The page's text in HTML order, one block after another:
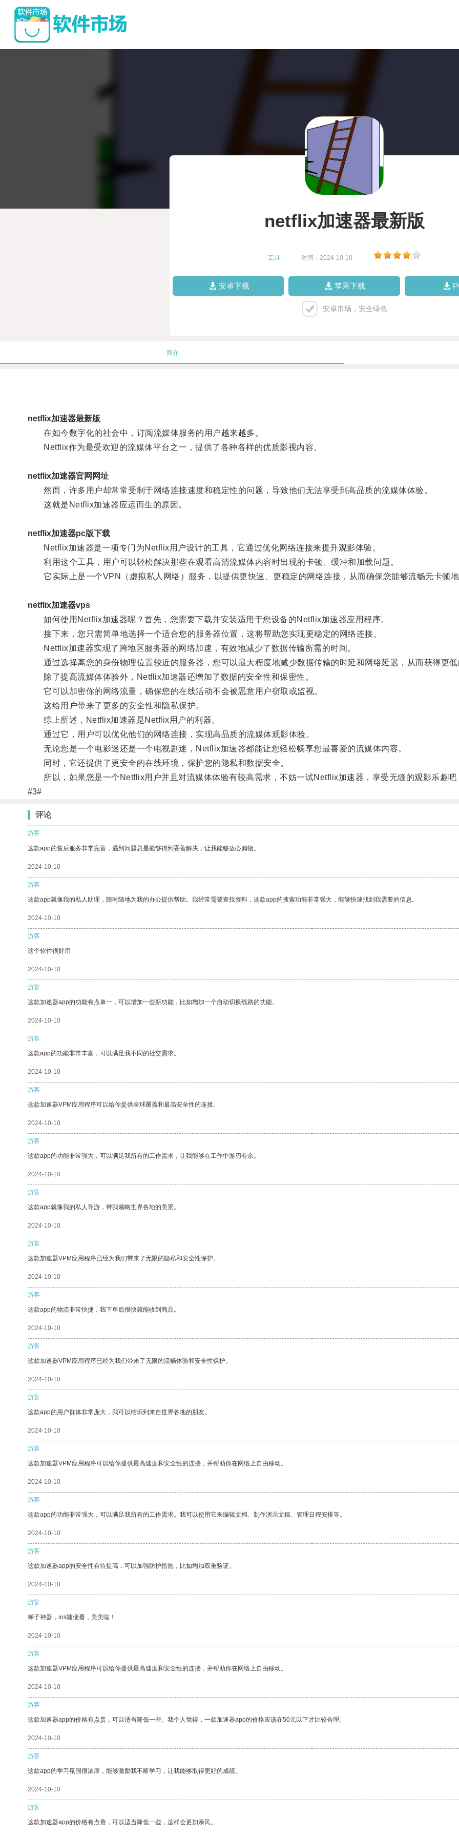
netflix加速器最新版
工具 时间：2024-10-10
安卓下载 苹果下载
安卓市场，安全绿色
简介
netflix加速器最新版
在如今数字化的社会中，订阅流媒体服务的用户越来越多。
Netflix作为最受欢迎的流媒体平台之一，提供了各种各样的优质影视内容。
netflix加速器官网网址
然而，许多用户却常常受制于网络连接速度和稳定性的问题，导致他们无法享受到高品质的流媒体体验。
这就是Netflix加速器应运而生的原因。
netflix加速器pc版下载
Netflix加速器是一项专门为Netflix用户设计的工具，它通过优化网络连接来提升观影体验。
利用这个工具，用户可以轻松解决那些在观看高清流媒体内容时出现的卡顿、缓冲和加载问题。
它实际上是一个VPN（虚拟私人网络）服务，以提供更快速、更稳定的网络连接，从而确保您能够流畅无卡顿地
netflix加速器vps
如何使用Netflix加速器呢？首先，您需要下载并安装适用于您设备的Netflix加速器应用程序。
接下来，您只需简单地选择一个适合您的服务器位置，这将帮助您实现更稳定的网络连接。
Netflix加速器实现了跨地区服务器的网络加速，有效地减少了数据传输所需的时间。
通过选择离您的身份物理位置较近的服务器，您可以最大程度地减少数据传输的时延和网络延迟，从而获得更低
除了提高流媒体体验外，Netflix加速器还增加了数据的安全性和保密性。
它可以加密你的网络流量，确保您的在线活动不会被恶意用户窃取或监视。
这给用户带来了更多的安全性和隐私保护。
综上所述，Netflix加速器是Netflix用户的利器。
通过它，用户可以优化他们的网络连接，实现高品质的流媒体观影体验。
无论您是一个电影迷还是一个电视剧迷，Netflix加速器都能让您轻松畅享您最喜爱的流媒体内容。
同时，它还提供了更安全的在线环境，保护您的隐私和数据安全。
所以，如果您是一个Netflix用户并且对流媒体体验有较高需求，不妨一试Netflix加速器，享受无缝的观影乐趣吧
#3#
评论
游客
这款app的售后服务非常完善，遇到问题总是能够得到妥善解决，让我能够放心购物。
2024-10-10
游客
这款app就像我的私人助理，随时随地为我的办公提供帮助。我经常需要查找资料，这款app的搜索功能非常强大，能够快速找到我需要的信息。
2024-10-10
游客
这个软件很好用
2024-10-10
游客
这款加速器app的功能有点单一，可以增加一些新功能，比如增加一个自动切换线路的功能。
2024-10-10
游客
这款app的功能非常丰富，可以满足我不同的社交需求。
2024-10-10
游客
这款加速器VPM应用程序可以给你提供全球覆盖和最高安全性的连接。
2024-10-10
游客
这款app的功能非常强大，可以满足我所有的工作需求，让我能够在工作中游刃有余。
2024-10-10
游客
这款app就像我的私人导游，带我领略世界各地的美景。
2024-10-10
游客
这款加速器VPM应用程序已经为我们带来了无限的隐私和安全性保护。
2024-10-10
游客
这款app的物流非常快捷，我下单后很快就能收到商品。
2024-10-10
游客
这款加速器VPM应用程序已经为我们带来了无限的流畅体验和安全性保护。
2024-10-10
游客
这款app的用户群体非常庞大，我可以结识到来自世界各地的朋友。
2024-10-10
游客
这款加速器VPM应用程序可以给你提供最高速度和安全性的连接，并帮助你在网络上自由移动。
2024-10-10
游客
这款app的功能非常强大，可以满足我所有的工作需求。我可以使用它来编辑文档、制作演示文稿、管理日程安排等。
2024-10-10
游客
这款加速器app的安全性有待提高，可以加强防护措施，比如增加双重验证。
2024-10-10
游客
梯子神器，ins随便看，美美哒！
2024-10-10
游客
这款加速器VPM应用程序可以给你提供最高速度和安全性的连接，并帮助你在网络上自由移动。
2024-10-10
游客
这款加速器app的价格有点贵，可以适当降低一些。我个人觉得，一款加速器app的价格应该在50元以下才比较合理。
2024-10-10
游客
这款app的学习氛围很浓厚，能够激励我不断学习，让我能够取得更好的成绩。
2024-10-10
游客
这款加速器app的价格有点贵，可以适当降低一些，这样会更加亲民。